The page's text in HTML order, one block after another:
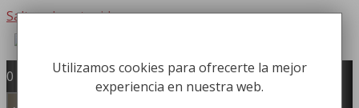
Saltar al contenido
Fabricación y comercialización de
equipamiento para la higiene industrial
0
Utilizamos cookies para ofrecerte la mejor
experiencia en nuestra web.